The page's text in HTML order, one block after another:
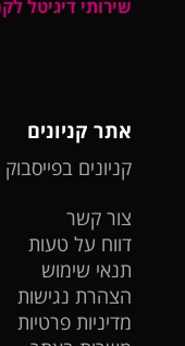
שירותי דיגיטל
אתר קניונים
קניונים בפייסבוק
צור קשר
דווח על טעות
תנאי שימוש
הצהרת נגישות
מדיניות פרטיות